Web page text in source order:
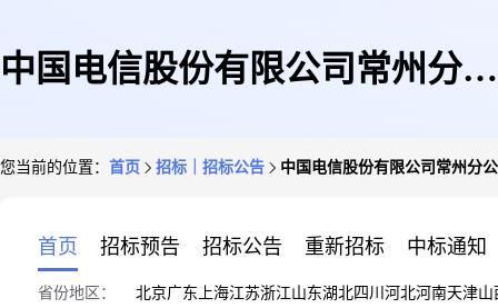
中国电信股份有限公司常州分公
您当前的位置： 首页 招标｜招标公告 中国电信股份有限公司常州分
首页 招标预告 招标公告 重新招标 中标通知
省份地区： 北京广东 上海江苏浙江山东湖北四川 河北河南天津山